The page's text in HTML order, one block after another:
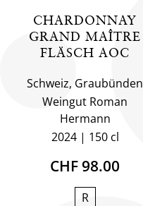
CHARDONNAY
GRAND MAÎTRE
FLÄSCH AOC
Schweiz, Graubünden
Weingut Roman
Hermann
2024
150 cl
CHF 98.00
R